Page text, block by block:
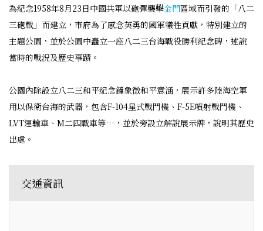
為紀念1958年8月23日中國共軍以砲彈襲擊金門區域而引發的「八二
三砲戰」而建立，市府為了感念英勇的國軍犧牲貢獻，特別建立的
主題公園，並於公園中矗立一座八二三台海戰役勝利紀念碑，述說
當時的戰況及歷史事蹟。
公園內除設立八二三和平紀念鐘象徵和平意涵，展示許多陸海空軍
用以保衛台海的武器，包含F-104星式戰鬥機、F-5E噴射戰鬥機、
LVT運輸車、M二四戰車等…，並於旁設立解說展示牌，說明其歷史
出處。
交通資訊